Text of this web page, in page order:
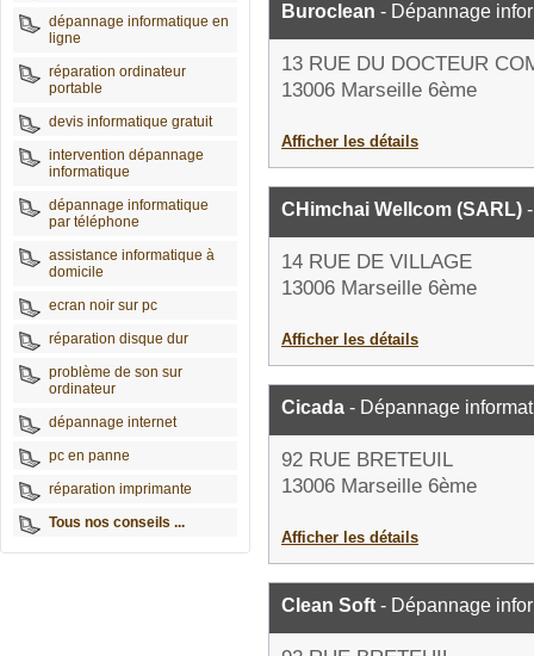
dépannage informatique en
ligne
réparation ordinateur
portable
devis informatique gratuit
intervention dépannage
informatique
dépannage informatique
par téléphone
assistance informatique à
domicile
ecran noir sur pc
réparation disque dur
problème de son sur
ordinateur
dépannage internet
pc en panne
réparation imprimante
Tous nos conseils ...
Buroclean - Dépannage
13 RUE DU DOCTEUR
13006 Marseille 6ème
Afficher les détails
CHimchai Wellcom (SARL)
14 RUE DE VILLAGE
13006 Marseille 6ème
Afficher les détails
Cicada - Dépannage
92 RUE BRETEUIL
13006 Marseille 6ème
Afficher les détails
Clean Soft - Dépannage